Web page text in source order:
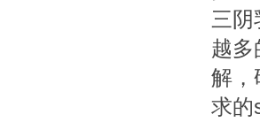
三
越多
解，
求的